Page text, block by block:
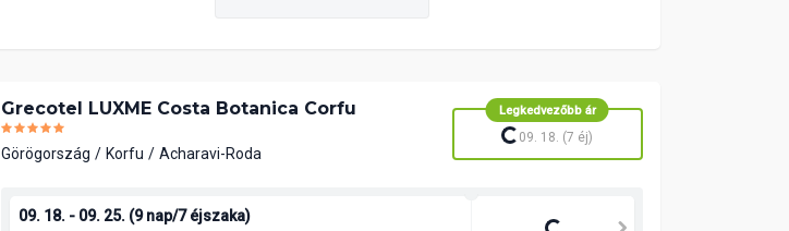
Grecotel LUXME Costa Botanica Corfu
Görögország Korfu Acharavi-Roda
Legkedvezőbb ár
09. 18. (7 éj)
09. 18. - 09. 25. (9 nap/7 éjszaka)